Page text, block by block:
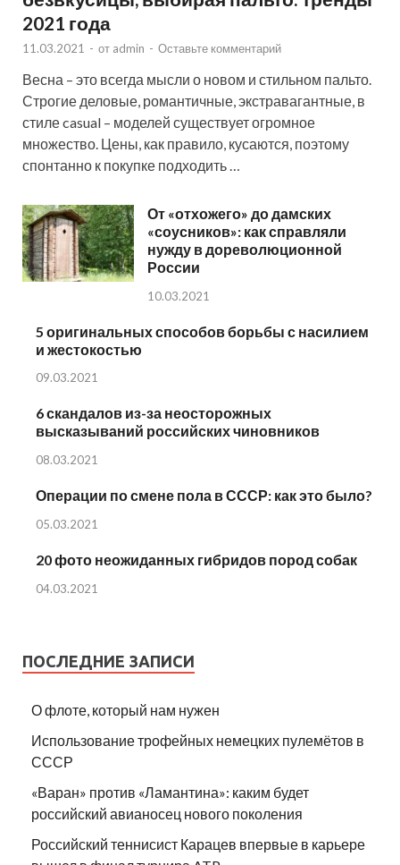
2021 года
11.03.2021 - от admin - Оставьте комментарий
Весна – это всегда мысли о новом и стильном пальто.
Строгие деловые, романтичные, экстравагантные, в
стиле casual – моделей существует огромное
множество. Цены, как правило, кусаются, поэтому
спонтанно к покупке подходить …
От «отхожего» до дамских
«соусников»: как справляли
нужду в дореволюционной
России
10.03.2021
5 оригинальных способов борьбы с насилием
и жестокостью
09.03.2021
6 скандалов из-за неосторожных
высказываний российских чиновников
08.03.2021
Операции по смене пола в СССР: как это было?
05.03.2021
20 фото неожиданных гибридов пород собак
04.03.2021
ПОСЛЕДНИЕ ЗАПИСИ
О флоте, который нам нужен
Использование трофейных немецких пулемётов в
СССР
«Варан» против «Ламантина»: каким будет
российский авианосец нового поколения
Российский теннисист Карацев впервые в карьере